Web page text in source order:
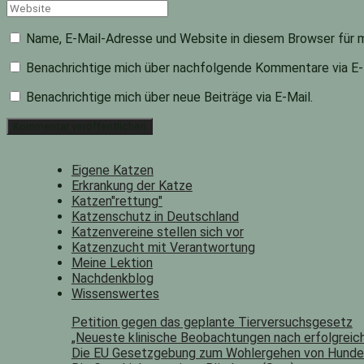
Website
Name, E-Mail-Adresse und Website in diesem Browser für
Benachrichtige mich über nachfolgende Kommentare via
Benachrichtige mich über neue Beiträge via E-Mail.
Eigene Katzen
Erkrankung der Katze
Katzen"rettung"
Katzenschutz in Deutschland
Katzenvereine stellen sich vor
Katzenzucht mit Verantwortung
Meine Lektion
Nachdenkblog
Wissenswertes
Petition gegen das geplante Tierversuchsgesetz
„Neueste klinische Beobachtungen nach
Die EU Gesetzgebung zum Wohlergehen von